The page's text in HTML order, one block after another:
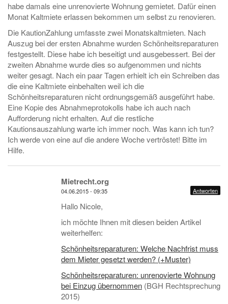
habe damals eine unrenovierte Wohnung gemietet. Dafür einen
Monat Kaltmiete erlassen bekommen um selbst zu renovieren.
Die KautionZahlung umfasste zwei Monatskaltmieten. Nach
Auszug bei der ersten Abnahme wurden Schönheitsreparaturen
festgestellt. Diese habe ich beseitigt und ausgebessert. Bei der
zweiten Abnahme wurde dies so aufgenommen und nichts
weiter gesagt. Nach ein paar Tagen erhielt ich ein Schreiben das
die eine Kaltmiete einbehalten weil ich die
Schönheitsreparaturen nicht ordnungsgemäß ausgeführt habe.
Eine Kopie des Abnahmeprotokolls habe ich auch nach
Aufforderung nicht erhalten. Auf die restliche
Kautionsauszahlung warte ich immer noch. Was kann ich tun?
Ich werde von eine auf die andere Woche vertröstet! Bitte im
Hilfe.
Mietrecht.org
04.06.2015 - 09:35 Antworten
Hallo Nicole,
ich möchte Ihnen mit diesen beiden Artikel
weiterhelfen:
Schönheitsreparaturen: Welche Nachfrist muss
dem Mieter gesetzt werden? (+Muster)
Schönheitsreparaturen: unrenovierte Wohnung
bei Einzug übernommen (BGH Rechtsprechung
2015)